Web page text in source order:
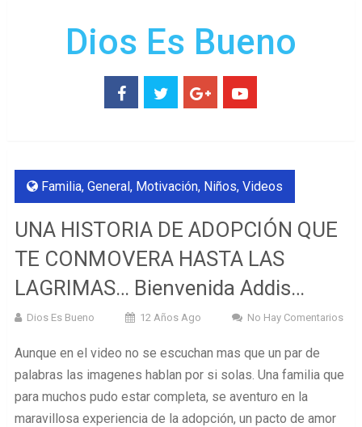
Dios Es Bueno
Familia, General, Motivación, Niños, Videos
UNA HISTORIA DE ADOPCIÓN QUE
TE CONMOVERA HASTA LAS
LAGRIMAS… Bienvenida Addis…
Dios Es Bueno 12 Años Ago No Hay Comentarios
Aunque en el video no se escuchan mas que un par de
palabras las imagenes hablan por si solas. Una familia que
para muchos pudo estar completa, se aventuro en la
maravillosa experiencia de la adopción, un pacto de amor